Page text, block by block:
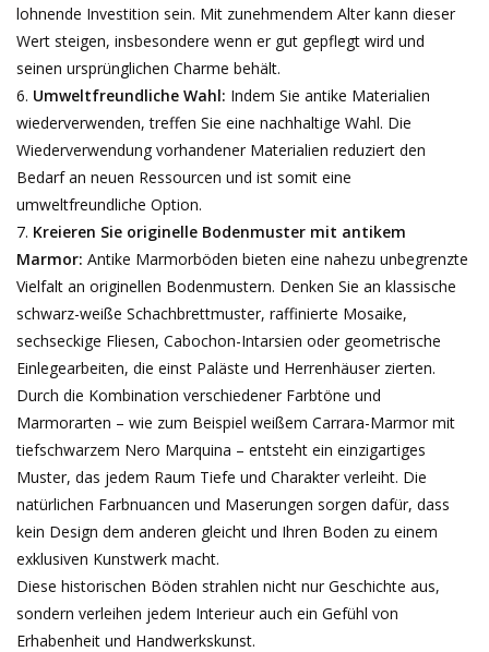
lohnende Investition sein. Mit zunehmendem Alter kann dieser
Wert steigen, insbesondere wenn er gut gepflegt wird und
seinen ursprünglichen Charme behält.
Umweltfreundliche Wahl: Indem Sie antike Materialien
wiederverwenden, treffen Sie eine nachhaltige Wahl. Die
Wiederverwendung vorhandener Materialien reduziert den
Bedarf an neuen Ressourcen und ist somit eine
umweltfreundliche Option.
Kreieren Sie originelle Bodenmuster mit antikem
Marmor: Antike Marmorböden bieten eine nahezu unbegrenzte
Vielfalt an originellen Bodenmustern. Denken Sie an klassische
schwarz-weiße Schachbrettmuster, raffinierte Mosaike,
sechseckige Fliesen, Cabochon-Intarsien oder geometrische
Einlegearbeiten, die einst Paläste und Herrenhäuser zierten.
Durch die Kombination verschiedener Farbtöne und
Marmorarten – wie zum Beispiel weißem Carrara-Marmor mit
tiefschwarzem Nero Marquina – entsteht ein einzigartiges
Muster, das jedem Raum Tiefe und Charakter verleiht. Die
natürlichen Farbnuancen und Maserungen sorgen dafür, dass
kein Design dem anderen gleicht und Ihren Boden zu einem
exklusiven Kunstwerk macht.
Diese historischen Böden strahlen nicht nur Geschichte aus,
sondern verleihen jedem Interieur auch ein Gefühl von
Erhabenheit und Handwerkskunst.